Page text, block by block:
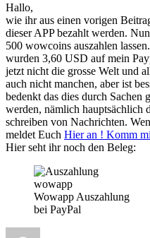
Hallo,
wie ihr aus einen vorigen
dieser APP bezahlt werden.
500 wowcoins auszahlen
wurden 3,60 USD auf mein
jetzt nicht die grosse Welt und
auch nicht manchen, aber ist
bedenkt das dies durch Sachen
werden, nämlich hauptsächlich
schreiben von Nachrichten.
meldet Euch Hier an ! Komm
Hier seht ihr noch den Beleg:
Wowapp Auszahlung
bei PayPal